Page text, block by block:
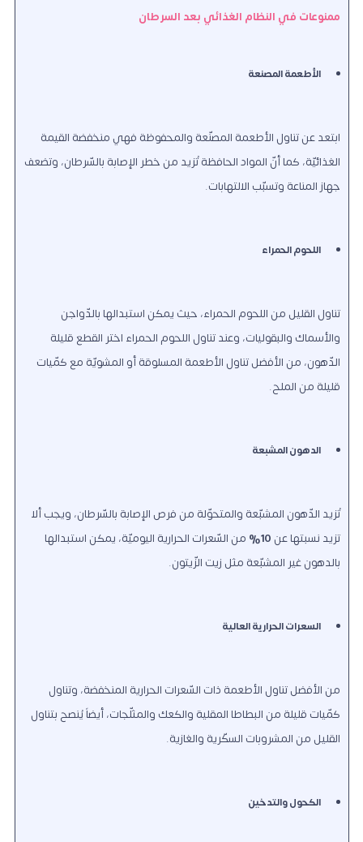
ممنوعات في النظام الغذائي بعد السرطان
الأطعمة المصنعة
ابتعد عن تناول الأطعمة المصنّعة والمحفوظة فهي منخفضة القيمة
الغذائيّة، كما أنّ المواد الحافظة تُزيد من خطر الإصابة بالسّرطان، وتضعف
جهاز المناعة وتسبّب الالتهابات.
اللحوم الحمراء
تناول القليل من اللحوم الحمراء، حيث يمكن استبدالها بالدّواجن
والأسماك والبقوليات، وعند تناول اللحوم الحمراء اختر القطع قليلة
الدّهون، من الأفضل تناول الأطعمة المسلوقة أو المشويّة مع كمّيات
قليلة من الملح.
الدهون المشبعة
تُزيد الدّهون المشبّعة والمتحوّلة من فرص الإصابة بالسّرطان، ويجب ألا
تزيد نسبتها عن 10%
من السّعرات الحرارية اليوميّة، يمكن استبدالها
بالدهون غير المشبّعة مثل زيت الزّيتون.
السعرات الحرارية العالية
من الأفضل تناول الأطعمة ذات السّعرات الحرارية المنخفضة، وتناول
كمّيات قليلة من البطاطا المقلية والكعك والمثلّجات، أيضاً يُنصح بتناول
القليل من المشروبات السكّرية والغازية.
الكحول والتدخين